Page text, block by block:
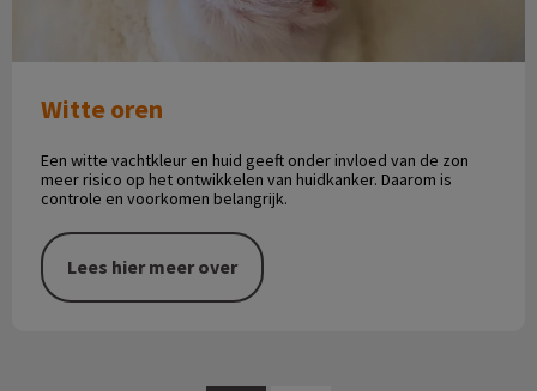
Witte oren
Een witte vachtkleur en huid geeft onder invloed van de zon
meer risico op het ontwikkelen van huidkanker. Daarom is
controle en voorkomen belangrijk.
Lees hier meer over